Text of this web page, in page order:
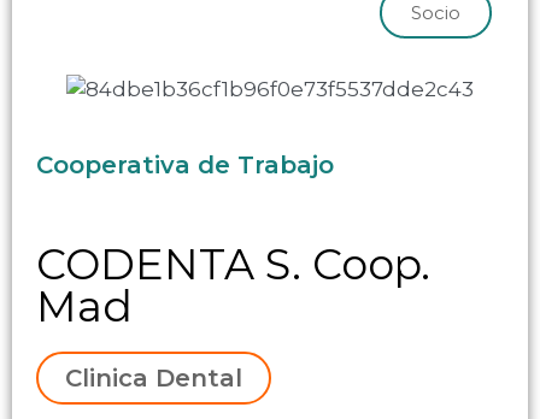
Socio
Cooperativa de Trabajo
CODENTA S. Coop.
Mad
Clinica Dental